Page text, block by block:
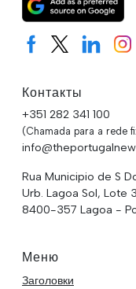
Контакты
+351 282 341 100
(Chamada para a rede
Rua Municipio de S
Urb. Lagoa Sol, Lote
8400-357 Lagoa -
Меню
Заголовки